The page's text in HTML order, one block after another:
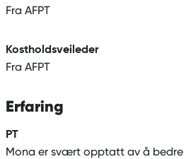
Fra AFPT
Kostholdsveileder
Fra AFPT
Erfaring
PT
Mona er svært opptatt av å bedre